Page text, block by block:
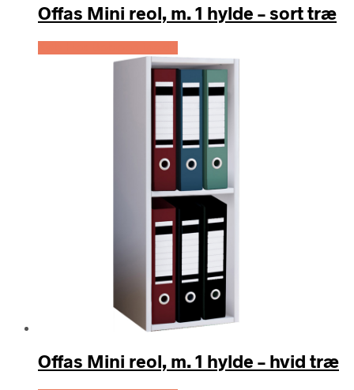
Offas Mini reol, m. 1 hylde – sort træ
Offas Mini reol, m. 1 hylde – hvid træ